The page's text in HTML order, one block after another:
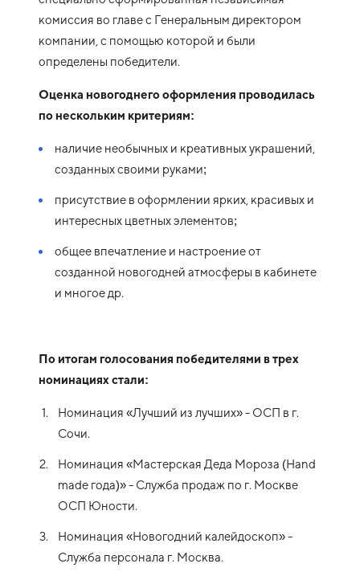
комиссия во главе с Генеральным директором
компании, с помощью которой и были
определены победители.
Оценка новогоднего оформления проводилась
по нескольким критериям:
наличие необычных и креативных украшений,
созданных своими руками;
присутствие в оформлении ярких, красивых и
интересных цветных элементов;
общее впечатление и настроение от
созданной новогодней атмосферы в кабинете
и многое др.
По итогам голосования победителями в трех
номинациях стали:
Номинация «Лучший из лучших» - ОСП в г.
Сочи.
Номинация «Мастерская Деда Мороза (Hand
made года)» - Служба продаж по г. Москве
ОСП Юности.
Номинация «Новогодний калейдоскоп» -
Служба персонала г. Москва.